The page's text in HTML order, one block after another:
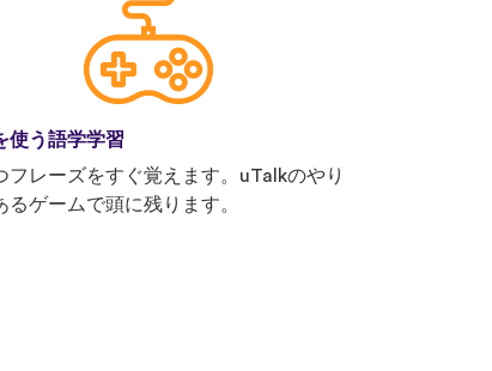
使う語学学習
フレーズをすぐ覚えます。uTalkのやり
るゲームで頭に残ります。